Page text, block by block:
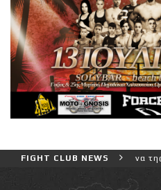
FIGHT CLUB NEWS
και πιο δύσκολο αγώνα της